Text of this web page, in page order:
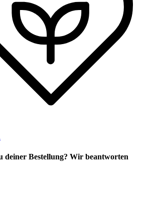
deiner Bestellung? Wir beantworten